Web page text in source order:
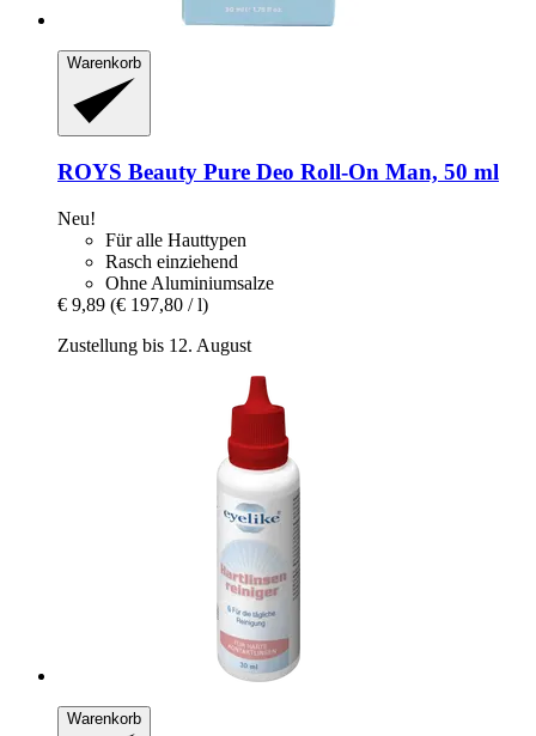
Warenkorb
ROYS Beauty Pure Deo Roll-​On Man, 50 ml
Neu!
Für alle Hauttypen
Rasch einziehend
Ohne Aluminiumsalze
€ 9,89 (€ 197,80 / l)
Zustellung bis 12. August
Warenkorb